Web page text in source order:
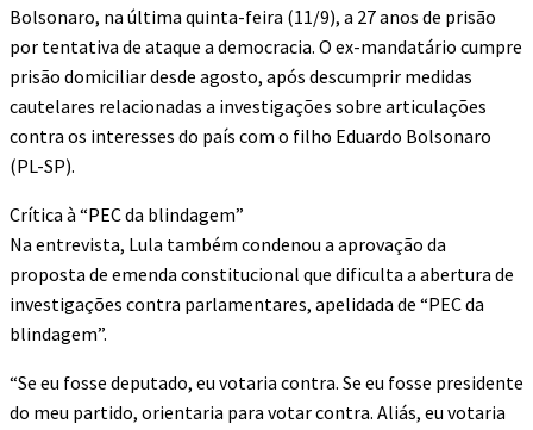
Bolsonaro, na última quinta-feira (11/9), a 27 anos de prisão
por tentativa de ataque a democracia. O ex-mandatário cumpre
prisão domiciliar desde agosto, após descumprir medidas
cautelares relacionadas a investigações sobre articulações
contra os interesses do país com o filho Eduardo Bolsonaro
(PL-SP).
Crítica à “PEC da blindagem”
Na entrevista, Lula também condenou a aprovação da
proposta de emenda constitucional que dificulta a abertura de
investigações contra parlamentares, apelidada de “PEC da
blindagem”.
“Se eu fosse deputado, eu votaria contra. Se eu fosse presidente
do meu partido, orientaria para votar contra. Aliás, eu votaria